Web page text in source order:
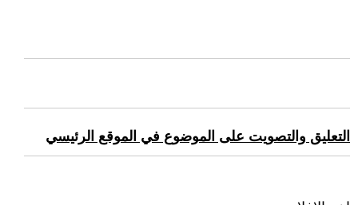
التعليق والتصويت على الموضوع في الموقع الرئيسي